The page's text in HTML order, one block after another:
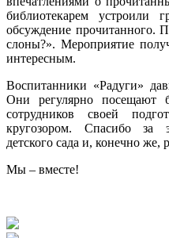
библиотекарем устроили
обсуждение прочитанного.
слоны?». Мероприятие
интересным.
Воспитанники «Радуги»
Они регулярно посещают
сотрудников своей
кругозором. Спасибо за
детского сада и, конечно же,
Мы – вместе!